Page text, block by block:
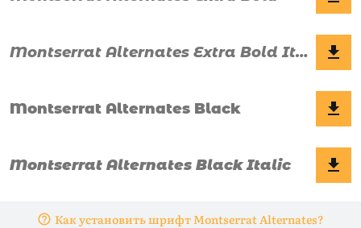
Как установить шрифт Montserrat Alternates?